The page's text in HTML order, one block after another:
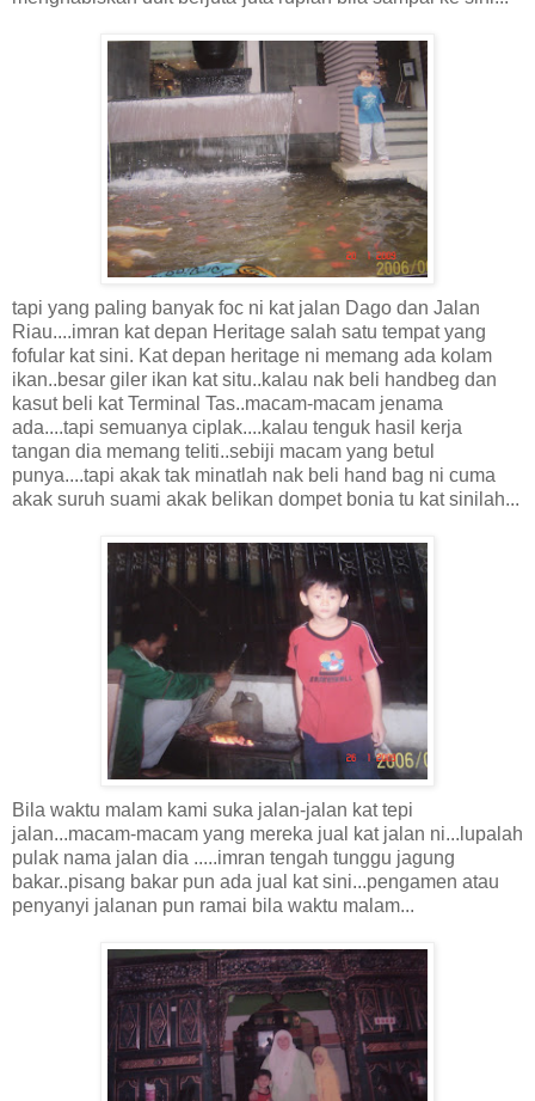
tapi yang paling banyak foc ni kat jalan Dago dan Jalan
Riau....imran kat depan Heritage salah satu tempat yang
fofular kat sini. Kat depan heritage ni memang ada kolam
ikan..besar giler ikan kat situ..kalau nak beli handbeg dan
kasut beli kat Terminal Tas..macam-macam jenama
ada....tapi semuanya ciplak....kalau tenguk hasil kerja
tangan dia memang teliti..sebiji macam yang betul
punya....tapi akak tak minatlah nak beli hand bag ni cuma
akak suruh suami akak belikan dompet bonia tu kat sinilah...
Bila waktu malam kami suka jalan-jalan kat tepi
jalan...macam-macam yang mereka jual kat jalan ni...lupalah
pulak nama jalan dia .....imran tengah tunggu jagung
bakar..pisang bakar pun ada jual kat sini...pengamen atau
penyanyi jalanan pun ramai bila waktu malam...